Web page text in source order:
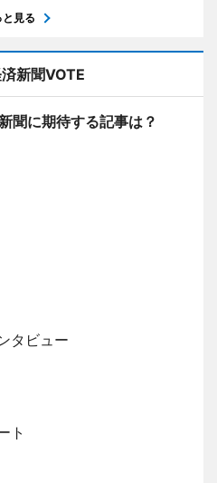
と見る
新聞VOTE
聞に期待する記事は？
タビュー
ト